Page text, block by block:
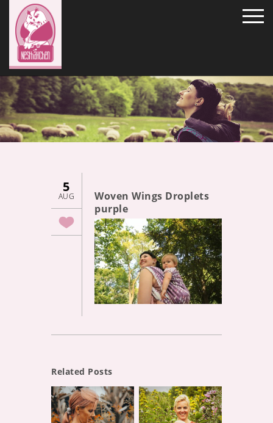
5
AUG
Woven Wings Droplets
purple
Related Posts